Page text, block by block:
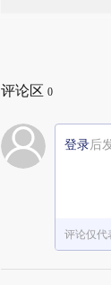
评论区 0
登录后
评论仅代